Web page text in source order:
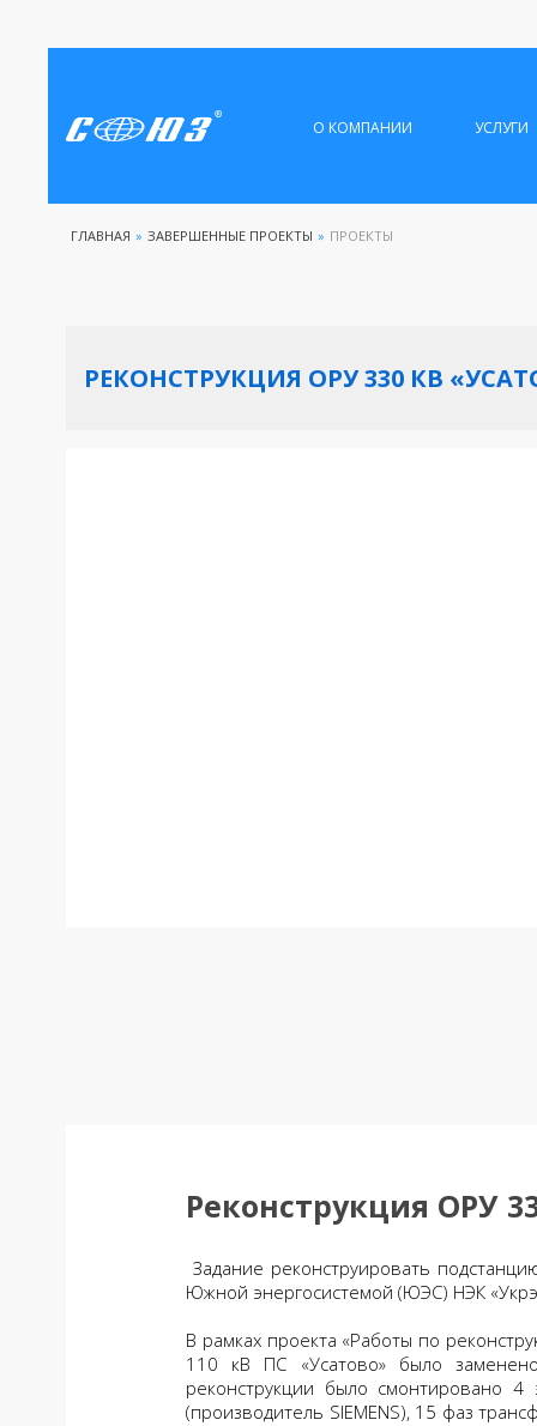
О КОМПАНИИ УСЛУГИ
ГЛАВНАЯ » ЗАВЕРШЕННЫЕ ПРОЕКТЫ » ПРОЕКТЫ
РЕКОНСТРУКЦИЯ ОРУ 330 КВ
Реконструкция ОРУ
Задание реконструировать
Южной энергосистемой (ЮЭС) НЭК
В рамках проекта «Работы по
110 кВ ПС «Усатово» было
реконструкции было смонтировано 4
(производитель SIEMENS), 15 фаз